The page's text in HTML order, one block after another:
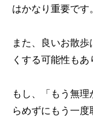
はかなり重要です。
また、良いお散
くする可能性もあ
もし、「もう無
らめずにもう一